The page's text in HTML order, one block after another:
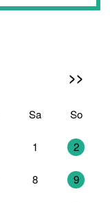
>>
Sa So
1 2
8 9